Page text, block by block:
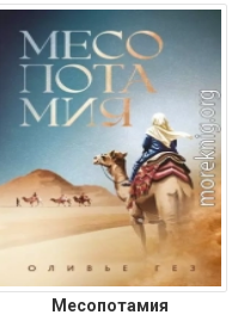
Месопотамия